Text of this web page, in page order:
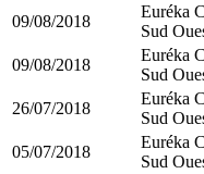
09/08/2018
Euréka
Sud
09/08/2018
Euréka
Sud
26/07/2018
Euréka
Sud
05/07/2018
Euréka
Sud